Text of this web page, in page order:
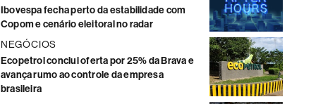
Ibovespa fecha perto da estabilidade com
Copom e cenário eleitoral no radar
NEGÓCIOS
Ecopetrol conclui oferta por 25% da Brava e
avança rumo ao controle da empresa
brasileira